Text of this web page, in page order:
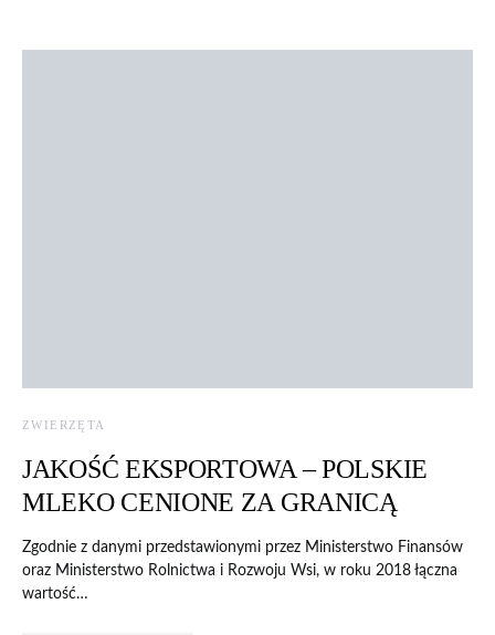
ZWIERZĘTA
JAKOŚĆ EKSPORTOWA – POLSKIE
MLEKO CENIONE ZA GRANICĄ
Zgodnie z danymi przedstawionymi przez Ministerstwo Finansów
oraz Ministerstwo Rolnictwa i Rozwoju Wsi, w roku 2018 łączna
wartość…